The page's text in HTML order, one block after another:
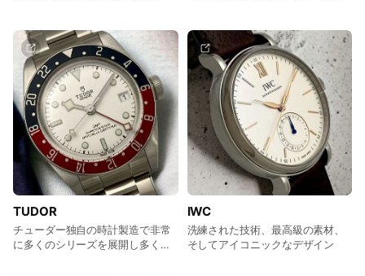
TUDOR
チューダー独自の時計製造で非常
に多くのシリーズを展開し多くの
IWC
洗練された技術、最高級の素材、
そしてアイコニックなデザイン